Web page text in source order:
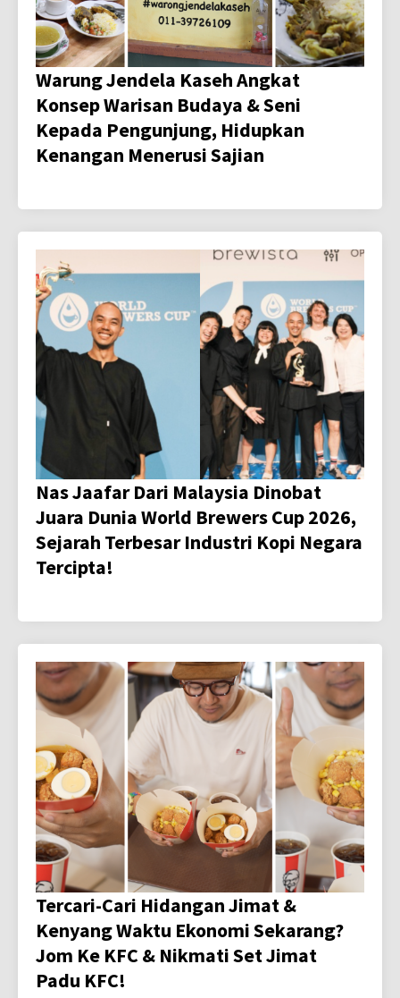
Warung Jendela Kaseh Angkat
Konsep Warisan Budaya & Seni
Kepada Pengunjung, Hidupkan
Kenangan Menerusi Sajian
Nas Jaafar Dari Malaysia Dinobat
Juara Dunia World Brewers Cup 2026,
Sejarah Terbesar Industri Kopi Negara
Tercipta!
Tercari-Cari Hidangan Jimat &
Kenyang Waktu Ekonomi Sekarang?
Jom Ke KFC & Nikmati Set Jimat
Padu KFC!